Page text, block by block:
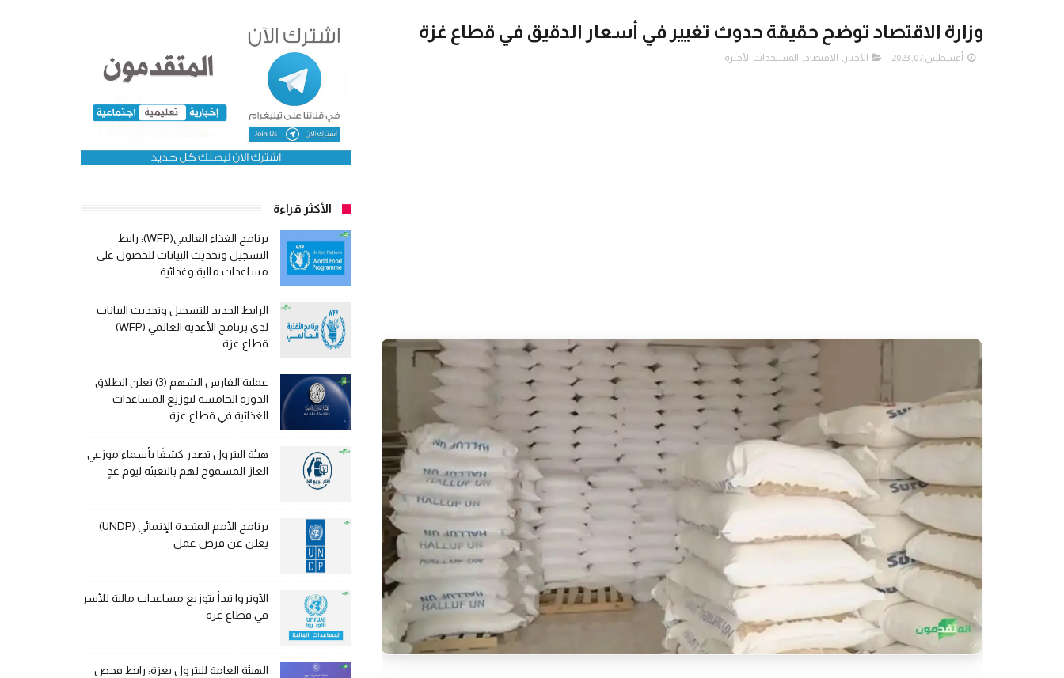
وزارة الاقتصاد توضح حقيقة حدوث تغيير في أسعار الدقيق في قطاع غزة
أغسطس 07, 2023 الأخبار , الاقتصاد, المستجدات الأخيرة
الأكثر قراءة
برنامج الغذاء العالمي(WFP): رابط
التسجيل وتحديث البيانات للحصول على
مساعدات مالية وغذائية
الرابط الجديد للتسجيل وتحديث البيانات
لدى برنامج الأغذية العالمي (WFP) –
قطاع غزة
عملية الفارس الشهم (3) تعلن انطلاق
الدورة الخامسة لتوزيع المساعدات
الغذائية في قطاع غزة
هيئة البترول تصدر كشفًا بأسماء موزعي
الغاز المسموح لهم بالتعبئة ليوم غدٍ
برنامج الأمم المتحدة الإنمائي (UNDP)
يعلن عن فرص عمل
الأونروا تبدأ بتوزيع مساعدات مالية للأسر
في قطاع غزة
الهيئة العامة للبترول بغزة: رابط فحص